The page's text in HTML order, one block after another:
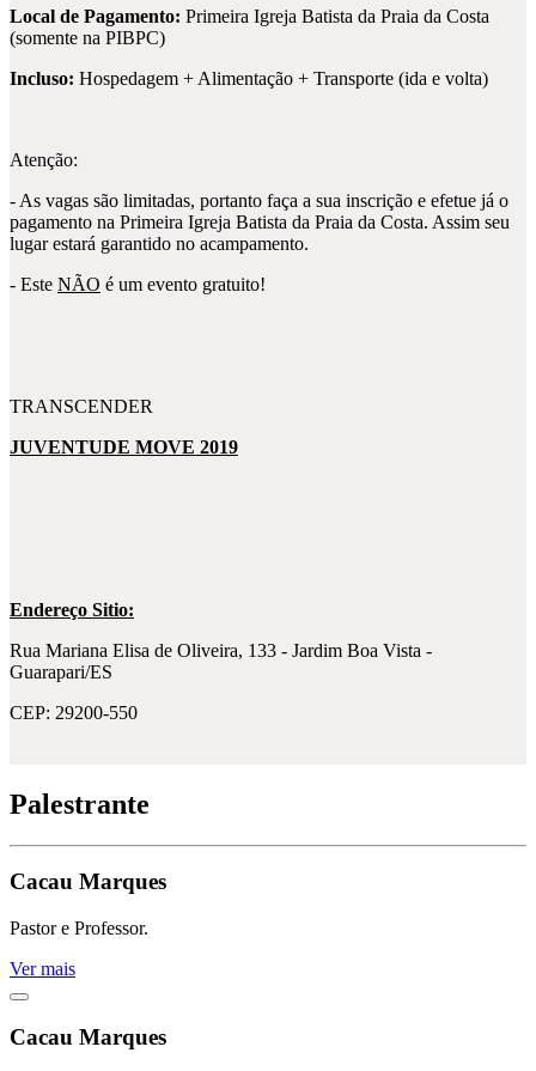
Local de Pagamento: Primeira Igreja Batista da Praia da Costa
(somente na PIBPC)
Incluso: Hospedagem + Alimentação + Transporte (ida e volta)
Atenção:
- As vagas são limitadas, portanto faça a sua inscrição e efetue já o
pagamento na Primeira Igreja Batista da Praia da Costa. Assim seu
lugar estará garantido no acampamento.
- Este NÃO é um evento gratuito!
TRANSCENDER
JUVENTUDE MOVE 2019
Endereço Sitio:
Rua Mariana Elisa de Oliveira, 133 - Jardim Boa Vista -
Guarapari/ES
CEP: 29200-550
Palestrante
Cacau Marques
Pastor e Professor.
Ver mais
Cacau Marques